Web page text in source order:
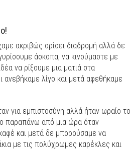
ακριβώς ορίσει διαδρομή αλλά δε
άσκοπα, να κινούμαστε με
να ρίξουμε μια ματιά στα
λίγο και μετά αφεθήκαμε
για εμπιστοσύνη αλλά ήταν ωραίο το
παραπάνω από μια ώρα όταν
και μετά δε μπορούσαμε να
με τις πολύχρωμες καρέκλες και